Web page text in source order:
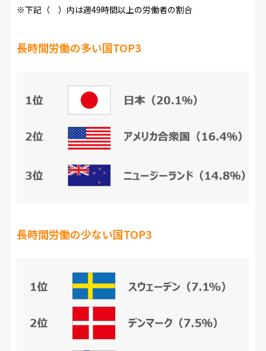
※下記（ ）内は週49時間以上の労働者の割合
長時間労働の多い国TOP3
長時間労働の少ない国TOP3